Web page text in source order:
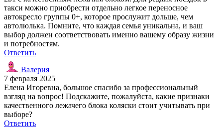
такси можно приобрести отдельно легкое переносное
автокресло группы 0+, которое прослужит дольше, чем
автолюлька. Помните, что каждая семья уникальна, и ваш
выбор должен соответствовать именно вашему образу жизни
и потребностям.
Ответить
Валерия
7 февраля 2025
Елена Игоревна, большое спасибо за профессиональный
взгляд на вопрос! Подскажите, пожалуйста, какие признаки
качественного лежачего блока коляски стоит учитывать при
выборе?
Ответить